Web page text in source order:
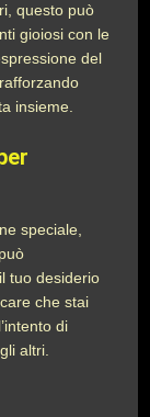
questo può
gioiosi con le
del
insieme.
speciale,
tuo desiderio
che stai
di
altri.